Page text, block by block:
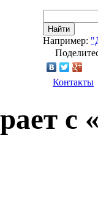
Найти
Например:
Контакты
с